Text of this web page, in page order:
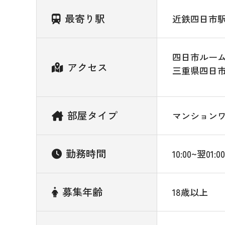
最寄り駅 近鉄四日市
アクセス
四日市ルー
三重県四日
部屋タイプ マンション
勤務時間 10:00~翌
募集年齢 18歳以上